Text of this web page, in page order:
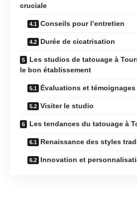
cruciale
Conseils pour l’entretien
Durée de cicatrisation
Les studios de tatouage à
le bon établissement
Évaluations et témoignages
Visiter le studio
Les tendances du tatouage à
Renaissance des styles
Innovation et